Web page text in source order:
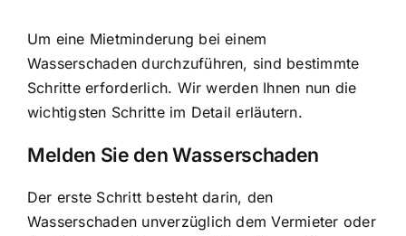
Um eine Mietminderung bei einem
Wasserschaden durchzuführen, sind bestimmte
Schritte erforderlich. Wir werden Ihnen nun die
wichtigsten Schritte im Detail erläutern.
Melden Sie den Wasserschaden
Der erste Schritt besteht darin, den
Wasserschaden unverzüglich dem Vermieter oder